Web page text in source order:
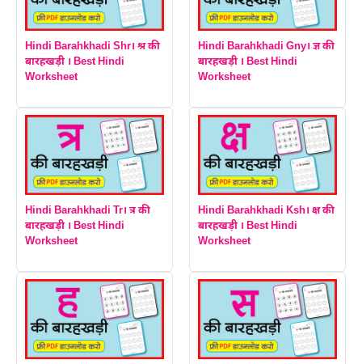
Hindi Barahkhadi Shr। श्र की
बारहखड़ी । Best Hindi
Worksheet
Hindi Barahkhadi Gny। ज्ञ की
बारहखड़ी । Best Hindi
Worksheet
Hindi Barahkhadi Tr। त्र की
बारहखड़ी । Best Hindi
Worksheet
Hindi Barahkhadi Ksh। क्ष की
बारहखड़ी । Best Hindi
Worksheet